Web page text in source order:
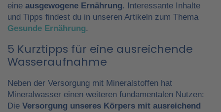
eine ausgewogene Ernährung. Interessante Inhalte
und Tipps findest du in unseren Artikeln zum Thema
Gesunde Ernährung.
5 Kurztipps für eine ausreichende
Wasseraufnahme
Neben der Versorgung mit Mineralstoffen hat
Mineralwasser einen weiteren fundamentalen Nutzen:
Die Versorgung unseres Körpers mit ausreichend